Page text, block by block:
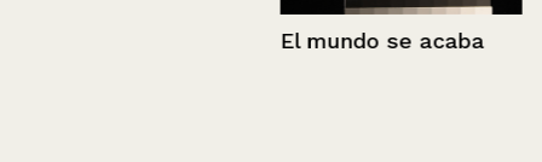
El mundo se acaba